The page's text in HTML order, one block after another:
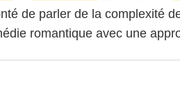
de parler de la complexité
romantique avec une